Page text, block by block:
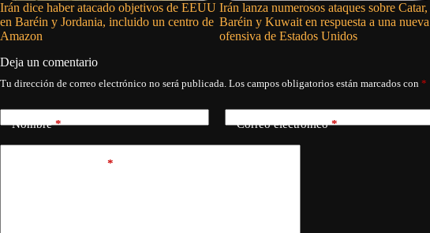
Irán dice haber atacado objetivos de EEUU
en Baréin y Jordania, incluido un centro de
Amazon
Irán lanza numerosos ataques sobre Catar,
Baréin y Kuwait en respuesta a una nueva
ofensiva de Estados Unidos
Deja un comentario
Tu dirección de correo electrónico no será publicada. Los campos obligatorios están marcados con *
Nombre* Correo electrónico*
*